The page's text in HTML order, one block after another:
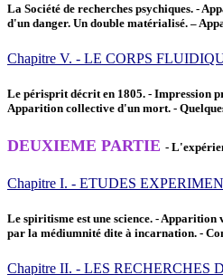
La Société de recherches psychiques. -
d'un danger. Un double matérialisé. –
Chapitre V. - LE CORPS
Le périsprit décrit en 1805. - Impression
Apparition collective d'un mort. -
DEUXIEME PARTIE -
Chapitre I. - ETUDES
Le spiritisme est une science. -
par la médiumnité dite à incarnation. -
Chapitre II. - LES RECHERCHES